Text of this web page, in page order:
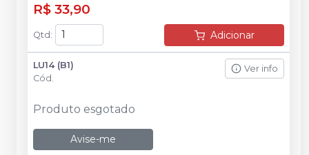
R$ 33,90
Qtd : Adicionar
LU14 (B1)
Cód.
Ver info
Produto esgotado
Avise-me